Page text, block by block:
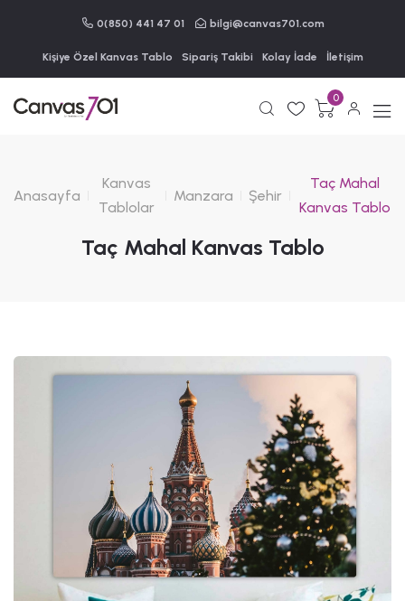
0(850) 441 47 01 bilgi@canvas701.com
Kişiye Özel Kanvas Tablo Sipariş Takibi Kolay İade İletişim
0
Anasayfa
Kanvas
Tablolar
Manzara Şehir
Taç Mahal
Kanvas Tablo
Taç Mahal Kanvas Tablo